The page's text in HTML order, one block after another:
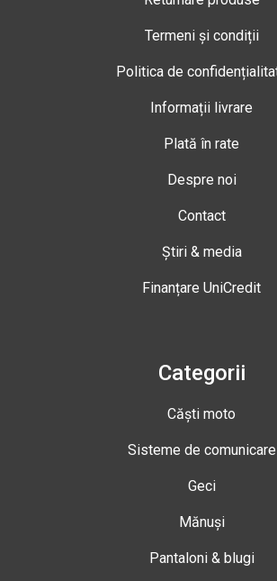
Termeni și condiții
Politica de
Informații livrare
Plată în rate
Despre noi
Contact
Știri & media
Finanțare UniCredit
Categorii
Căști moto
Sisteme de comunicare
Geci
Mănuși
Pantaloni & blugi